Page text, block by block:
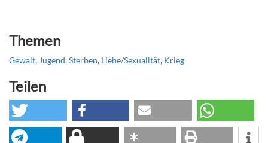
Themen
Gewalt, Jugend,Sterben, Liebe/Sexualität, Krieg
Teilen